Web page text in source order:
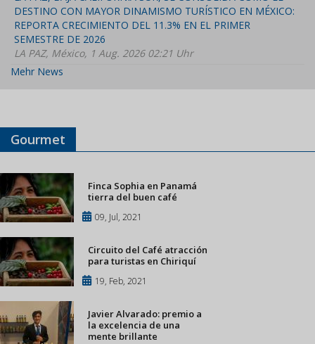
DESTINO CON MAYOR DINAMISMO TURÍSTICO EN MÉXICO:
REPORTA CRECIMIENTO DEL 11.3% EN EL PRIMER
SEMESTRE DE 2026
LA PAZ, México, 1 Aug. 2026 02:21 Uhr
Mehr News
Gourmet
Finca Sophia en Panamá
tierra del buen café
09, Jul, 2021
Circuito del Café atracción
para turistas en Chiriquí
19, Feb, 2021
Javier Alvarado: premio a
la excelencia de una
mente brillante